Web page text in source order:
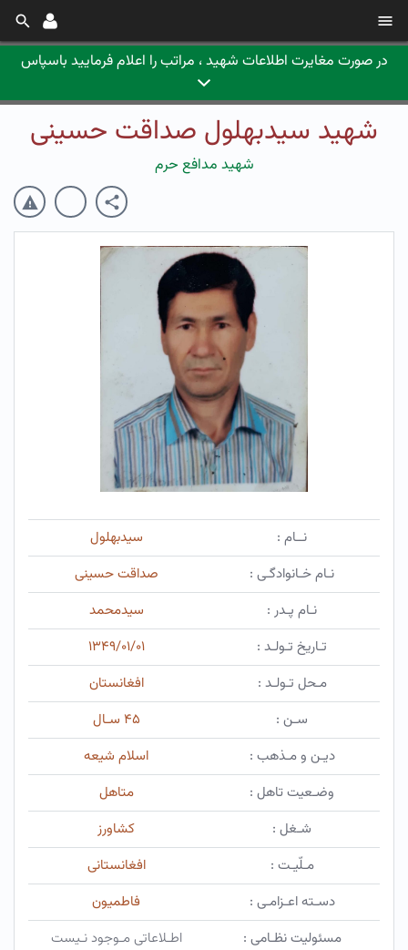
در صورت مغایرت اطلاعات شهید ، مراتب را اعلام فرمایید باسپاس
شهید سیدبهلول صداقت حسینی
شهید مدافع حرم
نــام :
سیدبهلول
نـام خـانوادگـی :
صداقت حسینی
نـام پـدر :
سیدمحمد
تـاریخ تـولـد :
۱۳۴۹/۰۱/۰۱
مـحل تـولـد :
افغانستان
سـن :
۴۵ سـال
دیـن و مـذهب :
اسلام شیعه
وضـعیت تاهل :
متاهل
شـغل :
کشاورز
مـلّیـت :
افغانستانی
دسـته اعـزامـی :
فاطمیون
مسئولیت نظـامی :
اطـلاعاتی مـوجود نـیست